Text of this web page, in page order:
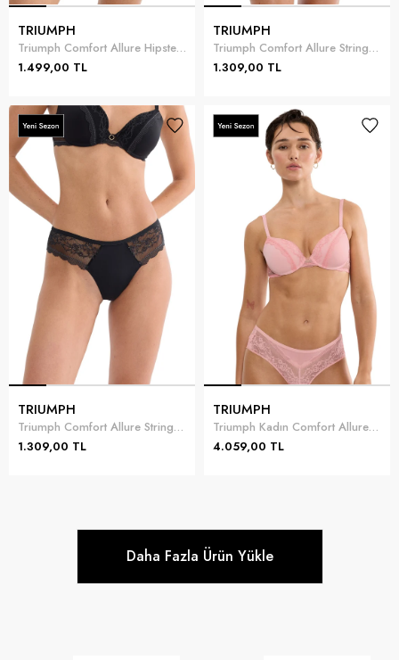
TRIUMPH
Triumph Comfort Allure Hipster Kadın Külot Siyah
1.499,00 TL
TRIUMPH
Triumph Comfort Allure String Kadın Külot
1.309,00 TL
TRIUMPH
Triumph Comfort Allure String Kadın Külot Siyah
1.309,00 TL
TRIUMPH
Triumph Kadın Comfort Allure WHP Sütyen
4.059,00 TL
Daha Fazla Ürün Yükle